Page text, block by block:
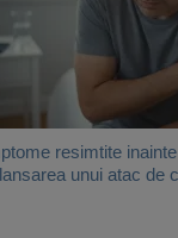
resimtite
unui atac de